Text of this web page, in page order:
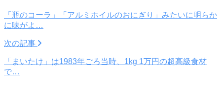
「瓶のコーラ」「アルミホイルのおにぎり」みたいに明らか
に味がよ…
次の記事
「まいたけ」は1983年ごろ当時、1kg 1万円の超高級食材
で…